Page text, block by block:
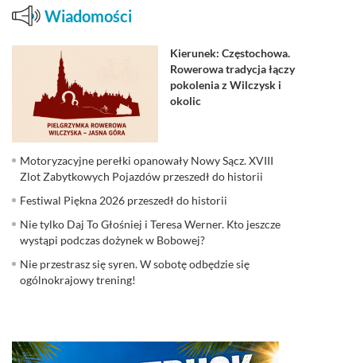
Wiadomości
Kierunek: Częstochowa.
Rowerowa tradycja łączy
pokolenia z Wilczysk i
okolic
Motoryzacyjne perełki opanowały Nowy Sącz. XVIII
Zlot Zabytkowych Pojazdów przeszedł do historii
Festiwal Piękna 2026 przeszedł do historii
Nie tylko Daj To Głośniej i Teresa Werner. Kto jeszcze
wystąpi podczas dożynek w Bobowej?
Nie przestrasz się syren. W sobotę odbędzie się
ogólnokrajowy trening!